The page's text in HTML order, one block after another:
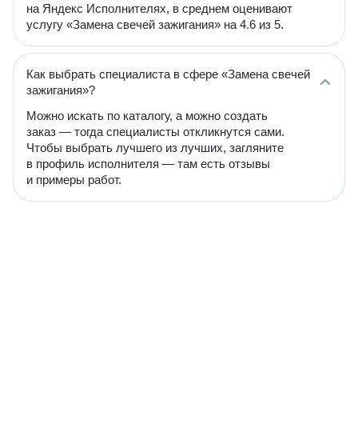
на Яндекс Исполнителях, в среднем оценивают
услугу «Замена свечей зажигания» на 4.6 из 5.
Как выбрать специалиста в сфере «Замена свечей
зажигания»?
Можно искать по каталогу, а можно создать
заказ — тогда специалисты откликнутся сами.
Чтобы выбрать лучшего из лучших, загляните
в профиль исполнителя — там есть отзывы
и примеры работ.